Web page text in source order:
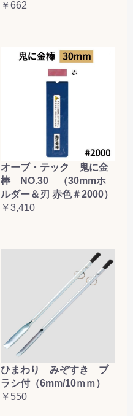
￥662
オーブ・テック 鬼に金
棒 NO.30 （30mmホ
ルダー＆刃 赤色＃2000）
￥3,410
ひまわり みぞすき ブ
ラシ付（6mm/10ｍｍ）
￥550